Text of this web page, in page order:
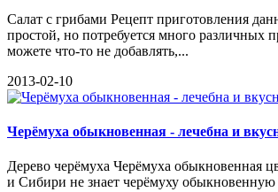
Салат с грибами Рецепт приготовления
простой, но потребуется много различных
можете что-то не добавлять,...
2013-02-10
Черёмуха обыкновенная - лечебна и
Дерево черёмуха Черёмуха обыкновенная
и Сибири не знает черёмуху обыкновенную